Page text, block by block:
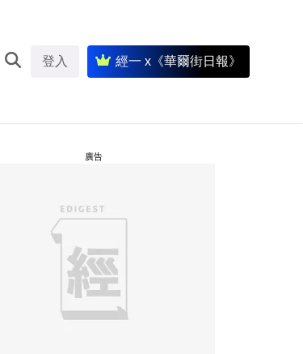
登入 經一 x《華爾街日報》
廣告